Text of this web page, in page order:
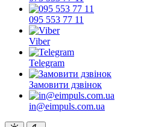
095 553 77 11
Viber
Telegram
Замовити дзвінок
in@eimpuls.com.ua